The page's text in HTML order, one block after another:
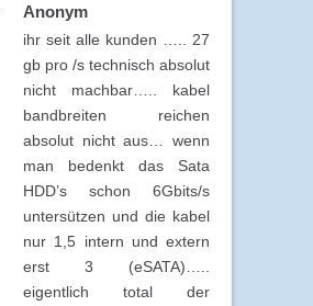
Anonym
ihr seit alle kunden ….. 27
gb pro /s technisch absolut
nicht machbar….. kabel
bandbreiten reichen
absolut nicht aus… wenn
man bedenkt das Sata
HDD’s schon 6Gbits/s
untersützen und die kabel
nur 1,5 intern und extern
erst 3 (eSATA)…..
eigentlich total der